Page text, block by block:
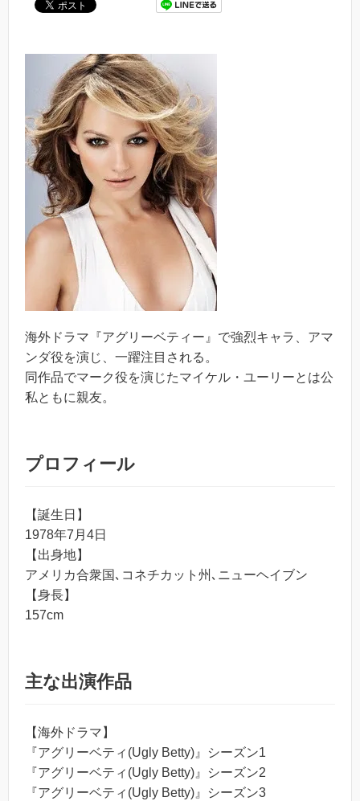
海外ドラマ『アグリーベティー』で強烈キャラ、アマ
ンダ役を演じ、一躍注目される。
同作品でマーク役を演じたマイケル・ユーリーとは公
私ともに親友。
プロフィール
【誕生日】
1978年7月4日
【出身地】
アメリカ合衆国､コネチカット州､ニューヘイブン
【身長】
157cm
主な出演作品
【海外ドラマ】
『アグリーベティ(Ugly Betty)』シーズン1
『アグリーベティ(Ugly Betty)』シーズン2
『アグリーベティ(Ugly Betty)』シーズン3